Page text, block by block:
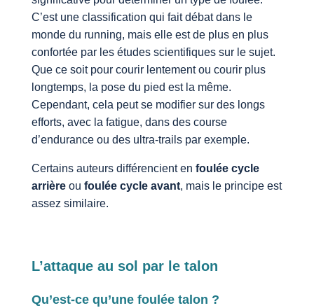
C’est une classification qui fait débat dans le
monde du running, mais elle est de plus en plus
confortée par les études scientifiques sur le sujet.
Que ce soit pour courir lentement ou courir plus
longtemps, la pose du pied est la même.
Cependant, cela peut se modifier sur des longs
efforts, avec la fatigue, dans des course
d’endurance ou des ultra-trails par exemple.
Certains auteurs différencient en foulée cycle
arrièreou foulée cycle avant, mais le principe est
assez similaire.
L’attaque au sol par le talon
Qu’est-ce qu’une foulée talon ?